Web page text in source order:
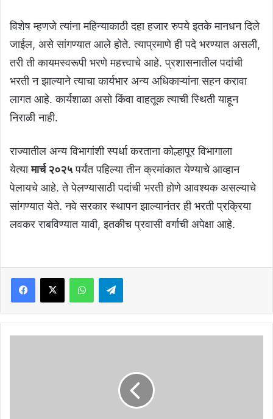
विशेष म्हणजे त्यांना महिन्याकाठी दहा हजार रुपये इतके मानधन दिले
जाईल, असे सांगण्यात आले होते. त्याप्रमाणे ही पदे भरण्यात असली,
तरी ती कायमस्वरूपी भरणे महत्त्वाचे आहे. प्रशासनातील पदांची
भरती न झाल्याने त्याचा कार्यभार अन्य अधिकाऱ्यांना सहन करावा
लागत आहे. कार्यशाळा असो किंवा वाहतूक त्याची स्थिती याहून
निराळी नाही.
राज्यातील अन्य विभागांशी स्पर्धा करताना कोल्हापूर विभागाला
येत्यामार्च २०२५पर्यंत पहिल्या तीन क्रमांकात येण्याचे आव्हान
पेलायचे आहे. ते पेलण्यासाठी पदांची भरती होणे आवश्‍यक असल्याचे
सांगण्यात येते. नवे सरकार स्थापन झाल्यानंतर ही भरती प्रक्रिया
लवकर राबविण्यात यावी, इतकीच प्रवासी वर्गाची अपेक्षा आहे.
Facebook
X WhatsAppTelegram